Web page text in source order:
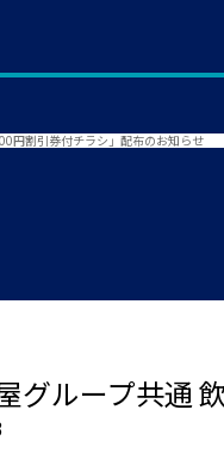
円割引券付チラシ」配布のお知らせ
屋グループ共通